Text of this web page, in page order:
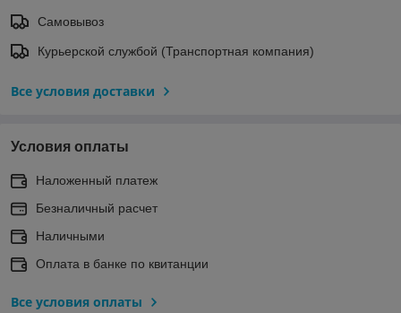
Самовывоз
Курьерской службой (Транспортная компания)
Все условия доставки
Условия оплаты
Наложенный платеж
Безналичный расчет
Наличными
Оплата в банке по квитанции
Все условия оплаты